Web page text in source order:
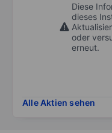
Diese
dieses
oder
erneut.
Alle Aktien sehen